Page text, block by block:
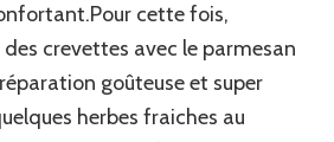
cette fois,
des crevettes avec le parmesan
goûteuse et super
herbes fraiches au